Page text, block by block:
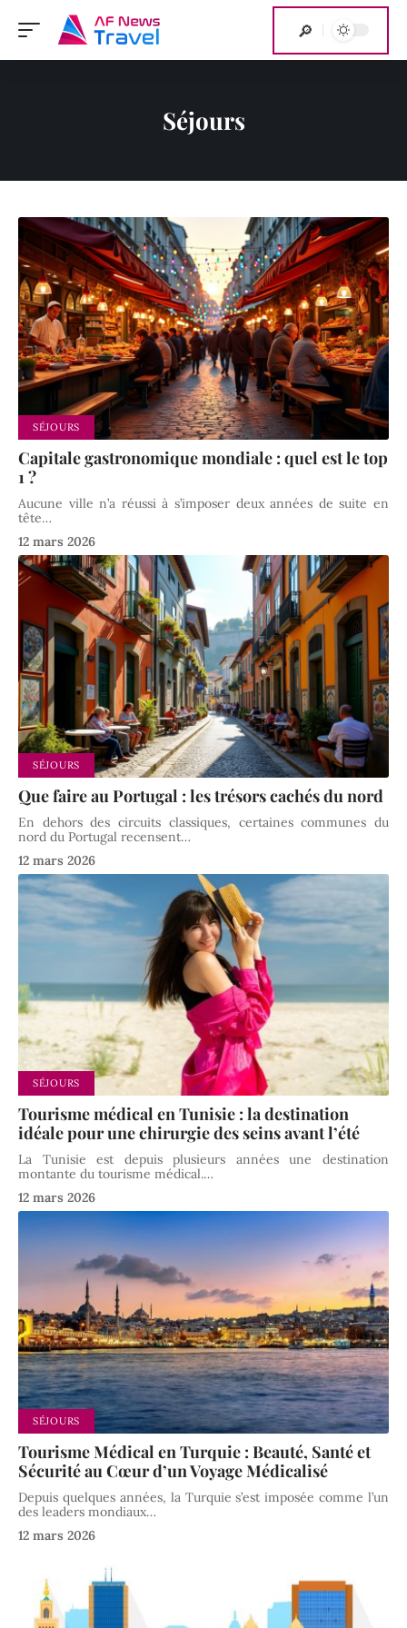
Séjours
SÉJOURS
Capitale gastronomique mondiale : quel est le top
1 ?
Aucune ville n’a réussi à s’imposer deux années de suite en
tête…
12 mars 2026
SÉJOURS
Que faire au Portugal : les trésors cachés du nord
En dehors des circuits classiques, certaines communes du
nord du Portugal recensent…
12 mars 2026
SÉJOURS
Tourisme médical en Tunisie : la destination
idéale pour une chirurgie des seins avant l’été
La Tunisie est depuis plusieurs années une destination
montante du tourisme médical.…
12 mars 2026
SÉJOURS
Tourisme Médical en Turquie : Beauté, Santé et
Sécurité au Cœur d’un Voyage Médicalisé
Depuis quelques années, la Turquie s’est imposée comme l’un
des leaders mondiaux…
12 mars 2026